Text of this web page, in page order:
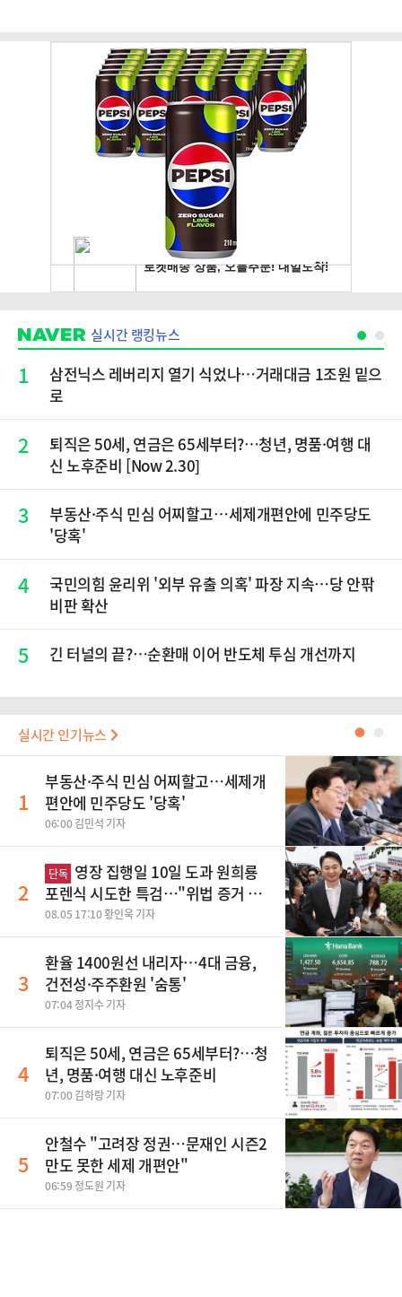
실시간 랭킹뉴스
1
삼전닉스 레버리지 열기 식었나…거래대금 1조원 밑으
로
2
퇴직은 50세, 연금은 65세부터?…청년, 명품·여행 대
신 노후준비 [Now 2.30]
3
부동산·주식 민심 어찌할고…세제개편안에 민주당도
'당혹'
4
국민의힘 윤리위 '외부 유출 의혹' 파장 지속…당 안팎
비판 확산
5 긴 터널의 끝?…순환매 이어 반도체 투심 개선까지
실시간 인기뉴스 ●
1
부동산·주식 민심 어찌할고…세제개
편안에 민주당도 '당혹'
06:00 김민석 기자
2
단독 영장 집행일 10일 도과 원희룡
포렌식 시도한 특검…"위법 증거 수
집" 지적
08.05 17:10 황인욱 기자
3
환율 1400원선 내리자…4대 금융,
건전성·주주환원 '숨통'
07:04 정지수 기자
4
퇴직은 50세, 연금은 65세부터?…청
년, 명품·여행 대신 노후준비
07:00 김하랑 기자
5
안철수 "고려장 정권…문재인 시즌2
만도 못한 세제 개편안"
06:59 정도원 기자